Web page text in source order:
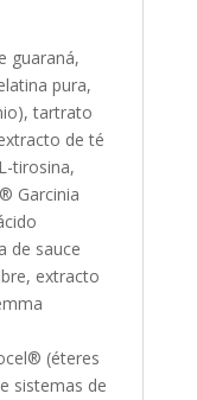
guaraná,
pura,
tartrato
de té
tirosina,
Garcinia
de sauce
extracto
(éteres
sistemas de